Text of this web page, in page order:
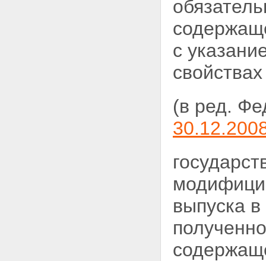
с
(в ред.
выпуска